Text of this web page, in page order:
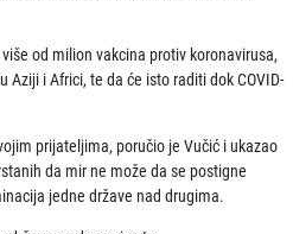
od milion vakcina protiv koronavirusa,
Aziji i Africi, te da će isto raditi dok COVID-
prijateljima, poručio je Vučić i ukazao
da mir ne može da se postigne
jedne države nad drugima.